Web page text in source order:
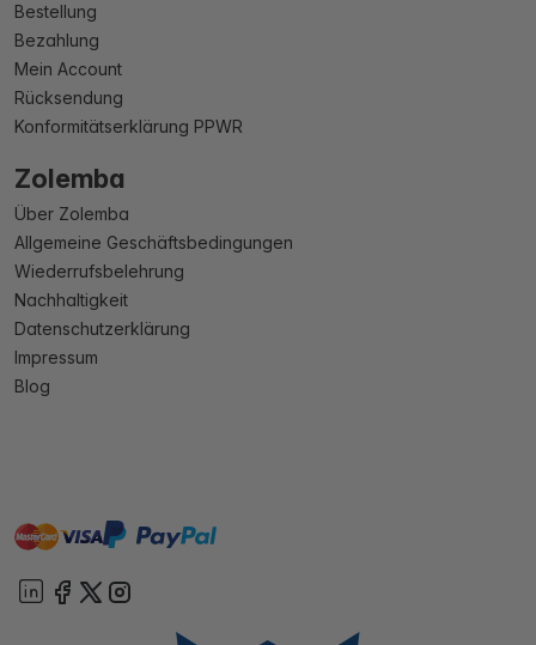
Bestellung
Bezahlung
Mein Account
Rücksendung
Konformitätserklärung PPWR
Zolemba
Über Zolemba
Allgemeine Geschäftsbedingungen
Wiederrufsbelehrung
Nachhaltigkeit
Datenschutzerklärung
Impressum
Blog
mastervisa paypal